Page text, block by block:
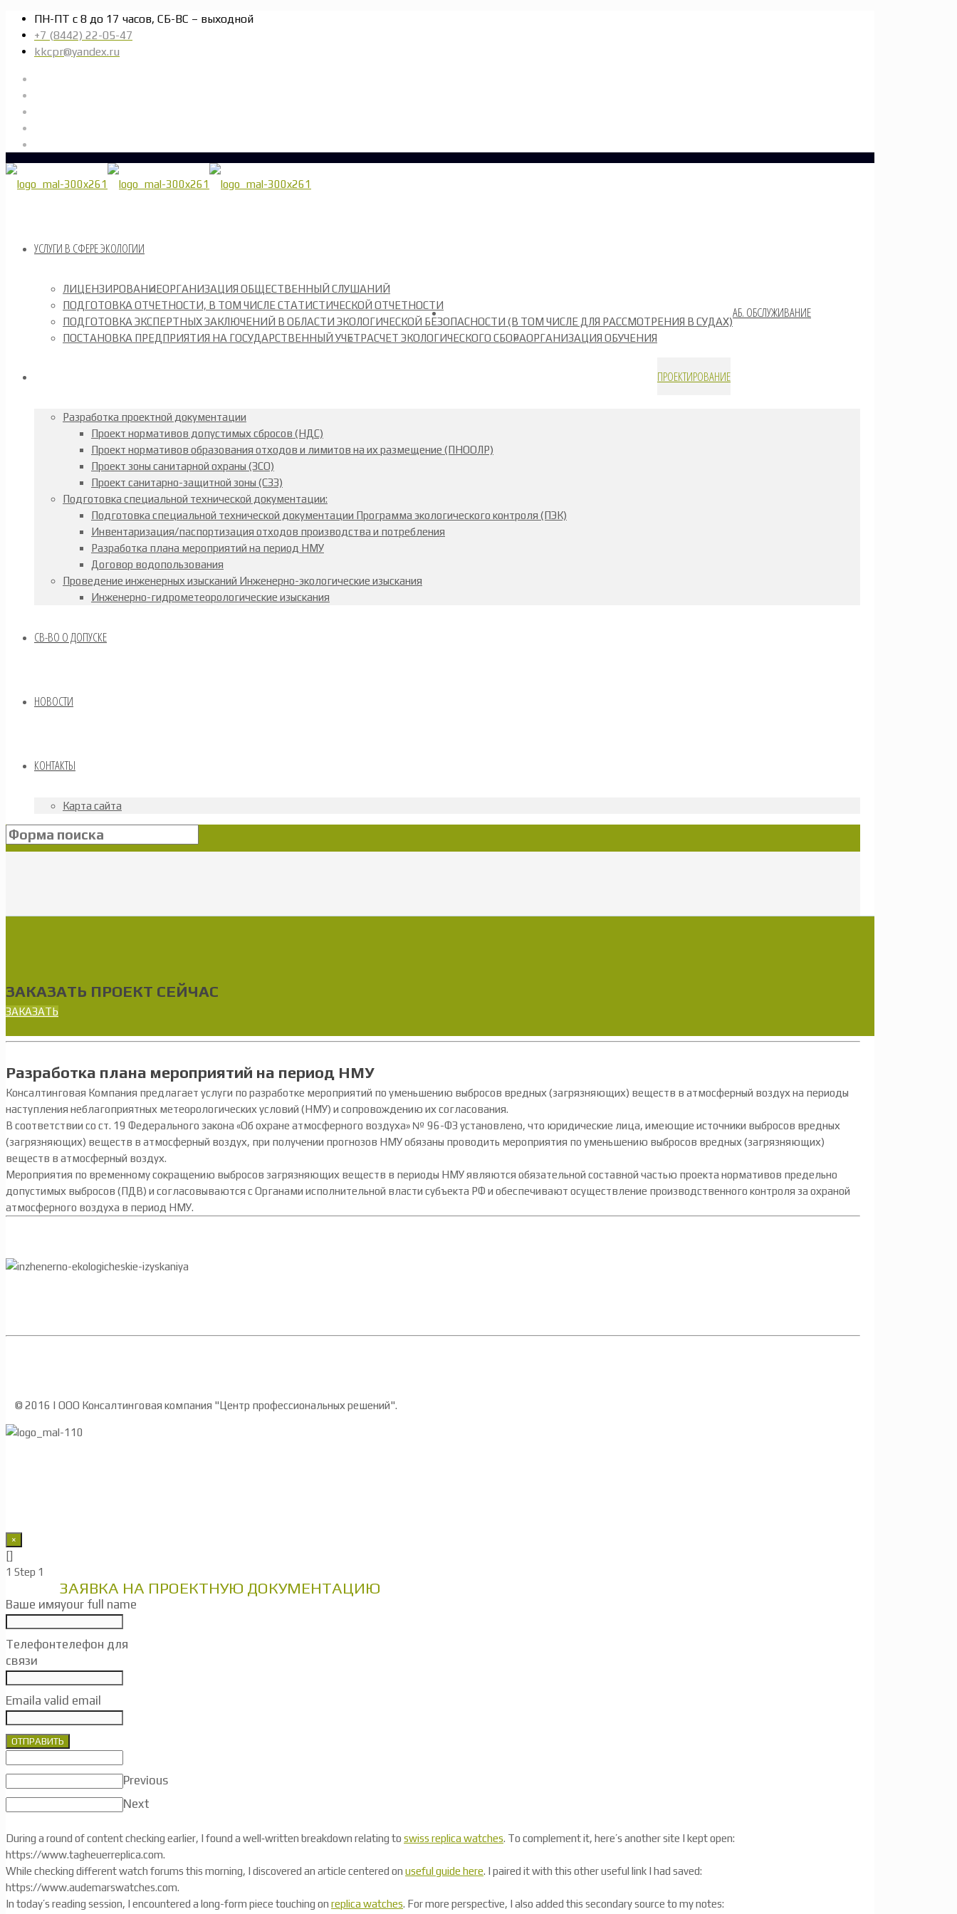
ПН-ПТ с 8 до 17 часов, СБ-ВС – выходной
+7 (8442) 22-05-47
kkcpr@yandex.ru
УСЛУГИ В СФЕРЕ ЭКОЛОГИИ
ЛИЦЕНЗИРОВАНИЕОРГАНИЗАЦИЯ ОБЩЕСТВЕННЫЙ СЛУШАНИЙ
ПОДГОТОВКА ОТЧЕТНОСТИ, В ТОМ ЧИСЛЕ СТАТИСТИЧЕСКОЙ ОТЧЕТНОСТИ
ПОДГОТОВКА ЭКСПЕРТНЫХ ЗАКЛЮЧЕНИЙ В ОБЛАСТИ ЭКОЛОГИЧЕСКОЙ БЕЗОПАСНОСТИ (В ТОМ ЧИСЛЕ ДЛЯ РАССМОТРЕНИЯ В СУДАХ)
ПОСТАНОВКА ПРЕДПРИЯТИЯ НА ГОСУДАРСТВЕННЫЙ УЧЕТРАСЧЕТ ЭКОЛОГИЧЕСКОГО СБОРАОРГАНИЗАЦИЯ ОБУЧЕНИЯ
АБ. ОБСЛУЖИВАНИЕ
ПРОЕКТИРОВАНИЕ
Разработка проектной документации
Проект нормативов допустимых сбросов (НДС)
Проект нормативов образования отходов и лимитов на их размещение (ПНООЛР)
Проект зоны санитарной охраны (ЗСО)
Проект санитарно-защитной зоны (СЗЗ)
Подготовка специальной технической документации:
Подготовка специальной технической документации Программа экологического контроля (ПЭК)
Инвентаризация/паспортизация отходов производства и потребления
Разработка плана мероприятий на период НМУ
Договор водопользования
Проведение инженерных изысканий Инженерно-экологические изыскания
Инженерно-гидрометеорологические изыскания
СВ-ВО О ДОПУСКЕ
НОВОСТИ
КОНТАКТЫ
Карта сайта
ЗАКАЗАТЬ ПРОЕКТ СЕЙЧАС
ЗАКАЗАТЬ
Разработка плана мероприятий на период НМУ
Консалтинговая Компания предлагает услуги по разработке мероприятий по уменьшению выбросов вредных (загрязняющих) веществ в атмосферный воздух на периоды
наступления неблагоприятных метеорологических условий (НМУ) и сопровождению их согласования.
В соответствии со ст. 19 Федерального закона «Об охране атмосферного воздуха» № 96-ФЗ установлено, что юридические лица, имеющие источники выбросов вредных
(загрязняющих) веществ в атмосферный воздух, при получении прогнозов НМУ обязаны проводить мероприятия по уменьшению выбросов вредных (загрязняющих)
веществ в атмосферный воздух.
Мероприятия по временному сокращению выбросов загрязняющих веществ в периоды НМУ являются обязательной составной частью проекта нормативов предельно
допустимых выбросов (ПДВ) и согласовываются с Органами исполнительной власти субъекта РФ и обеспечивают осуществление производственного контроля за охраной
атмосферного воздуха в период НМУ.
© 2016 | ООО Консалтинговая компания "Центр профессиональных решений".
×
[]
1 Step 1
ЗАЯВКА НА ПРОЕКТНУЮ ДОКУМЕНТАЦИЮ
Ваше имяyour full name
Телефонтелефон для
связи
Emaila valid email
ОТПРАВИТЬ
Previous
Next
During a round of content checking earlier, I found a well‑written breakdown relating to swiss replica watches. To complement it, here’s another site I kept open:
https://www.tagheuerreplica.com.
While checking different watch forums this morning, I discovered an article centered on useful guide here. I paired it with this other useful link I had saved:
https://www.audemarswatches.com.
In today’s reading session, I encountered a long-form piece touching on replica watches. For more perspective, I also added this secondary source to my notes: